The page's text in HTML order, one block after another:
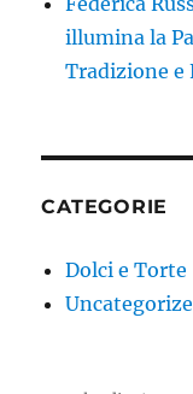
illumina la
Tradizione e
CATEGORIE
Dolci e Torte